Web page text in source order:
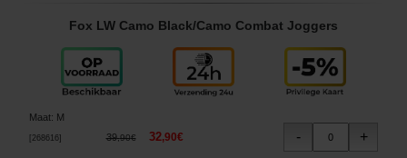
Fox LW Camo Black/Camo Combat Joggers
Maat: M
268616] 39,90€ 32,90€